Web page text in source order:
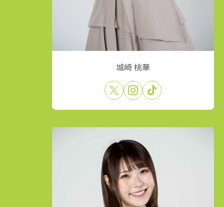
城崎 桃華